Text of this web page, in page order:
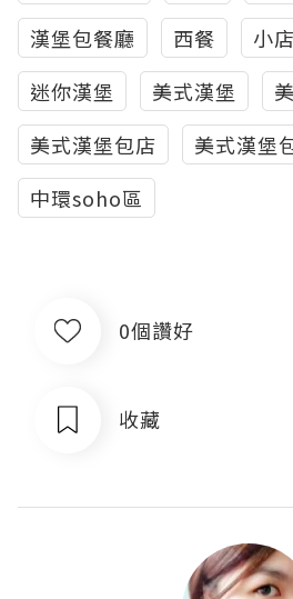
漢堡包餐廳
西餐 小店
迷你漢堡
美式漢堡
美式漢堡包店
美式漢堡
中環soho區
0個讚好
收藏